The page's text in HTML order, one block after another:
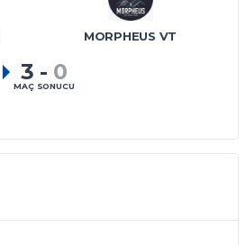
MORPHEUS VT
3 - 0
MAÇ SONUCU